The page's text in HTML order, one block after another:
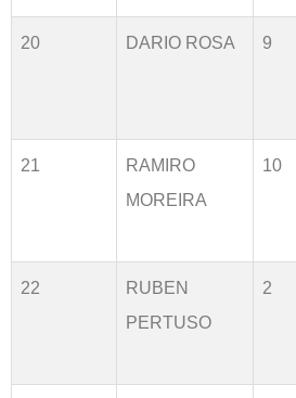
20 DARIO ROSA 9
21
RAMIRO
MOREIRA
10
22
RUBEN
PERTUSO
2